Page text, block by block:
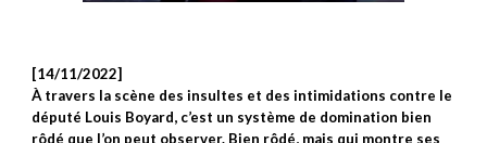
[14/11/2022]
À travers la scène des insultes et des intimidations contre le
député Louis Boyard, c’est un système de domination bien
rôdé que l’on peut observer. Bien rôdé, mais qui montre ses